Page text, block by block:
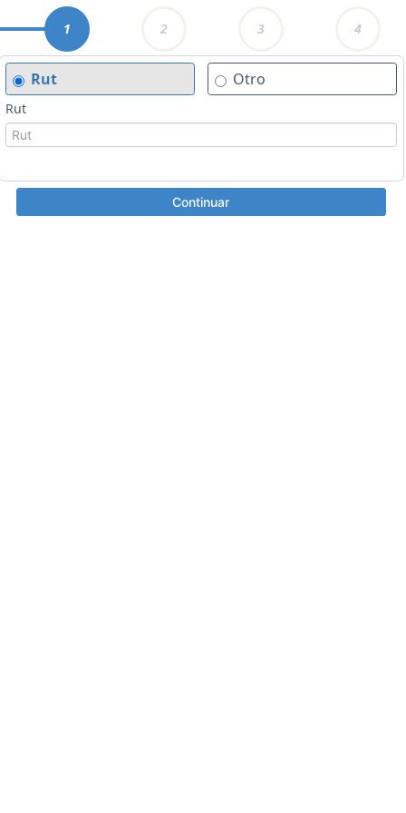
1 2 3 4
Rut Otro
Rut
Continuar